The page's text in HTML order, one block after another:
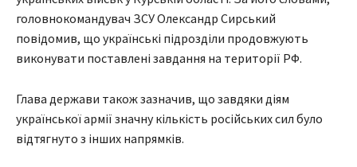
головнокомандувач ЗСУ Олександр Сирський
повідомив, що українські підрозділи продовжують
виконувати поставлені завдання на території РФ.
Глава держави також зазначив, що завдяки діям
української армії значну кількість російських сил було
відтягнуто з інших напрямків.